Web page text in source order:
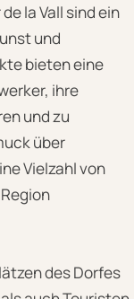
la Vall sind ein
und
bieten eine
ihre
und zu
über
Vielzahl von
des Dorfes